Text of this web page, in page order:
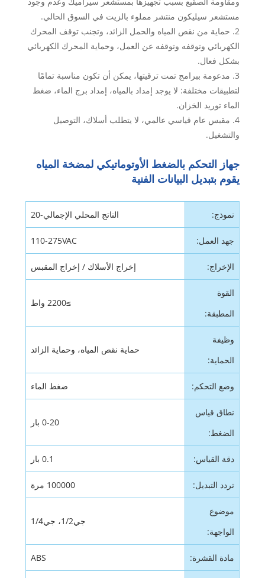
مستشعر سيليكون منتشر مملوء بالزيت في السوق الحالي.
2. حماية من نقص المياه والحمل الزائد، وتجنب توقف المحرك
الكهربائي وتوقفه وتوقفه عن العمل، وحماية المحرك الكهربائي
بشكل فعال.
3. مدعومة ببرامج تمت ترقيتها، يمكن أن تكون مناسبة تمامًا
لتطبيقات مختلفة: لا يوجد إمداد بالمياه، إمداد برج الماء، ضغط
الماء توريد الخزان.
4. مقبس عام قياسي عالمي، لا يتطلب أسلاك، التوصيل
والتشغيل.
جهاز التحكم بالضغط الأوتوماتيكي لمضخة المياه
يقوم بتبديل البيانات الفنية
نموذج: الناتج المحلي الإجمالي-20
جهد العمل: 110-275VAC
الإخراج: إخراج الأسلاك / إخراج المقبس
القوة
المطبقة:
≥2200 واط
وظيفة
الحماية:
حماية نقص المياه، وحماية الزائد
وضع التحكم: ضغط الماء
نطاق قياس
الضغط:
0-20 بار
دقة القياس: 0.1 بار
تردد التبديل: 100000 مرة
موضوع
الواجهة:
جي1/2، جي1/4
مادة القشرة: ABS